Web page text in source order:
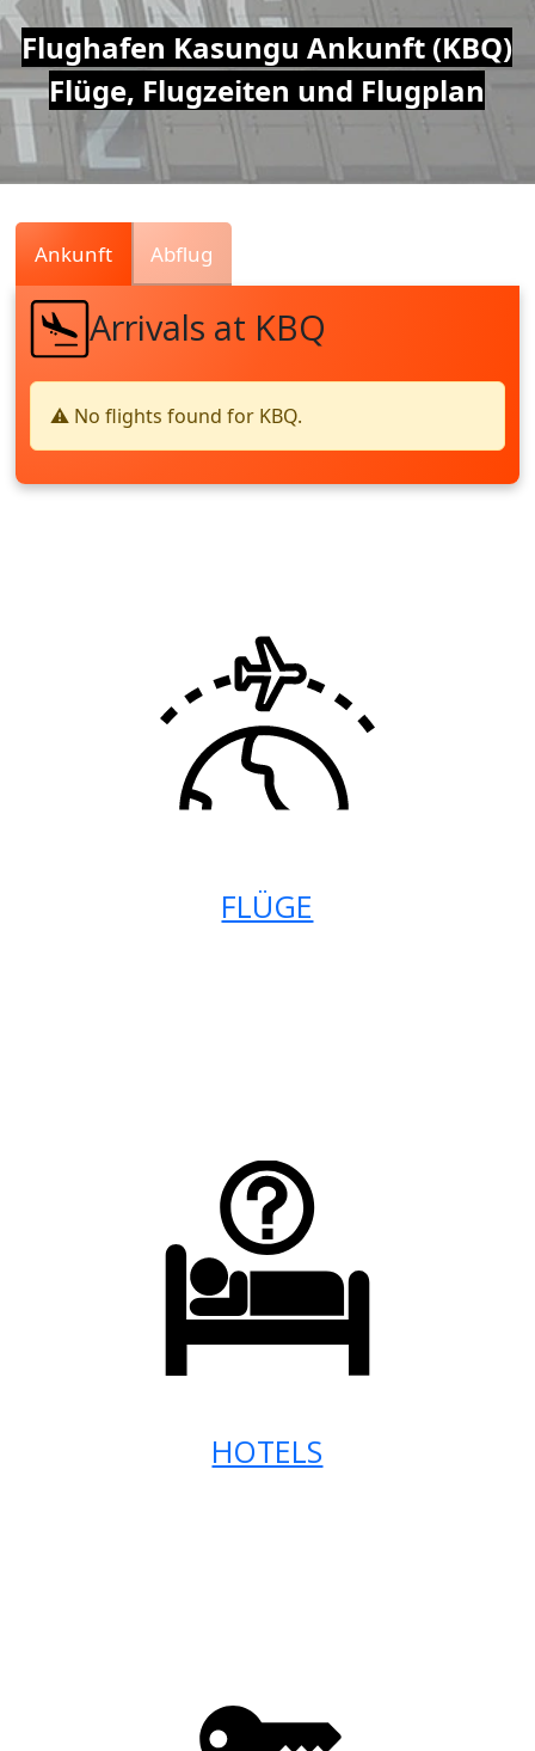
Air
Traffic
Live
Flughafen Kasungu Ankunft (KBQ)
Flüge, Flugzeiten und Flugplan
Ankunft Abflug
Arrivals at KBQ
⚠️ No flights found for KBQ.
FLÜGE
HOTELS